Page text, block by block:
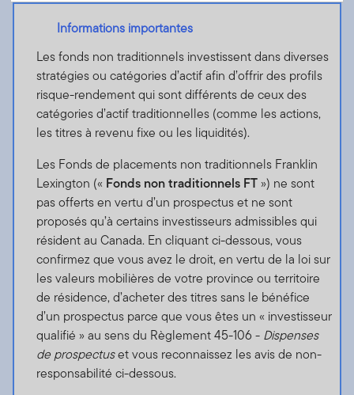
Informations importantes
Les fonds non traditionnels investissent dans diverses
stratégies ou catégories d’actif afin d’offrir des profils
risque-rendement qui sont différents de ceux des
catégories d’actif traditionnelles (comme les actions,
les titres à revenu fixe ou les liquidités).
Les Fonds de placements non traditionnels Franklin
Lexington (« Fonds non traditionnels FT») ne sont
pas offerts en vertu d’un prospectus et ne sont
proposés qu’à certains investisseurs admissibles qui
résident au Canada. En cliquant ci-dessous, vous
confirmez que vous avez le droit, en vertu de la loi sur
les valeurs mobilières de votre province ou territoire
de résidence, d’acheter des titres sans le bénéfice
d’un prospectus parce que vous êtes un « investisseur
qualifié » au sens du Règlement 45-106 - Dispenses
de prospectuset vous reconnaissez les avis de non-
responsabilité ci-dessous.